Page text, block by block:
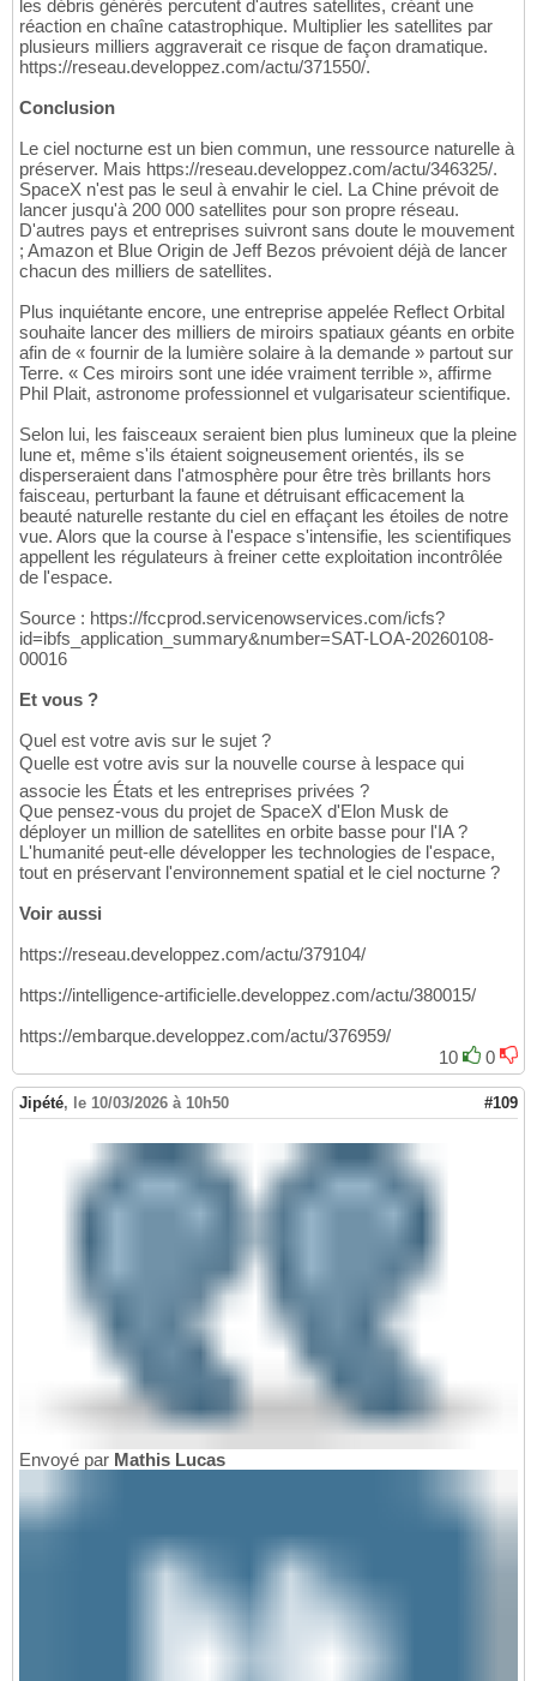
les débris générés percutent d'autres satellites, créant une
réaction en chaîne catastrophique. Multiplier les satellites par
plusieurs milliers aggraverait ce risque de façon dramatique.
https://reseau.developpez.com/actu/371550/.
Conclusion
Le ciel nocturne est un bien commun, une ressource naturelle à
préserver. Mais https://reseau.developpez.com/actu/346325/.
SpaceX n'est pas le seul à envahir le ciel. La Chine prévoit de
lancer jusqu'à 200 000 satellites pour son propre réseau.
D'autres pays et entreprises suivront sans doute le mouvement
; Amazon et Blue Origin de Jeff Bezos prévoient déjà de lancer
chacun des milliers de satellites.
Plus inquiétante encore, une entreprise appelée Reflect Orbital
souhaite lancer des milliers de miroirs spatiaux géants en orbite
afin de « fournir de la lumière solaire à la demande » partout sur
Terre. « Ces miroirs sont une idée vraiment terrible », affirme
Phil Plait, astronome professionnel et vulgarisateur scientifique.
Selon lui, les faisceaux seraient bien plus lumineux que la pleine
lune et, même s'ils étaient soigneusement orientés, ils se
disperseraient dans l'atmosphère pour être très brillants hors
faisceau, perturbant la faune et détruisant efficacement la
beauté naturelle restante du ciel en effaçant les étoiles de notre
vue. Alors que la course à l'espace s'intensifie, les scientifiques
appellent les régulateurs à freiner cette exploitation incontrôlée
de l'espace.
Source : https://fccprod.servicenowservices.com/icfs?
id=ibfs_application_summary&number=SAT-LOA-20260108-
00016
Et vous ?
Quel est votre avis sur le sujet ?
Quelle est votre avis sur la nouvelle course à lespace qui
associe les États et les entreprises privées ?
Que pensez-vous du projet de SpaceX d'Elon Musk de
déployer un million de satellites en orbite basse pour l'IA ?
L'humanité peut-elle développer les technologies de l'espace,
tout en préservant l'environnement spatial et le ciel nocturne ?
Voir aussi
https://reseau.developpez.com/actu/379104/
https://intelligence-artificielle.developpez.com/actu/380015/
https://embarque.developpez.com/actu/376959/
10
0
Jipété, le 10/03/2026 à 10h50 #109
Envoyé par Mathis Lucas